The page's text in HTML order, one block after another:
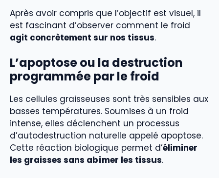
Après avoir compris que l’objectif est visuel, il
est fascinant d’observer comment le froid
agit concrètement sur nos tissus.
L’apoptose ou la destruction
programmée par le froid
Les cellules graisseuses sont très sensibles aux
basses températures. Soumises à un froid
intense, elles déclenchent un processus
d’autodestruction naturelle appelé apoptose.
Cette réaction biologique permet d’éliminer
les graisses sans abîmer les tissus.